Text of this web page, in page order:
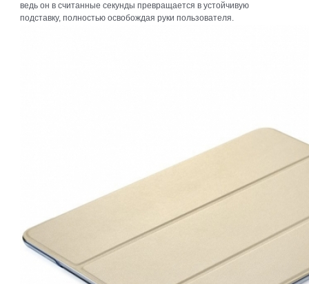
ведь он в считанные секунды превращается в устойчивую
подставку, полностью освобождая руки пользователя.